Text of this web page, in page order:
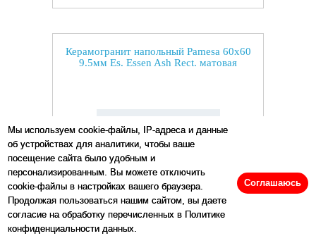
Мы используем cookie-файлы, IP-адреса и данные
об устройствах для аналитики, чтобы ваше
посещение сайта было удобным и
персонализированным. Вы можете отключить
cookie-файлы в настройках вашего браузера.
Продолжая пользоваться нашим сайтом, вы даете
согласие на обработку перечисленных в Политике
конфиденциальности данных.
Соглашаюсь
Керамогранит напольный Pamesa 60x60
9.5мм Es. Essen Ash Rect. матовая